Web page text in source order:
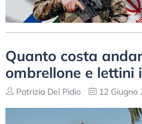
Quanto costa
ombrellone e lettini
Patrizia Del Pidio 12 Giugno